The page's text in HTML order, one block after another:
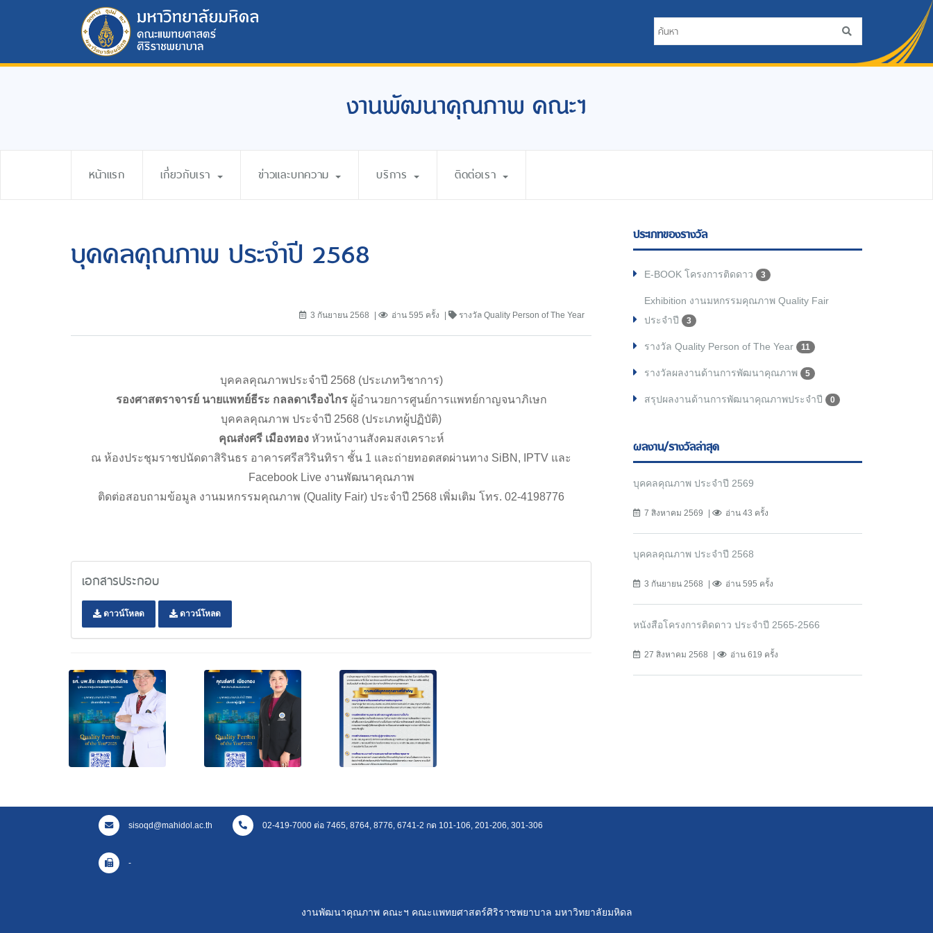
งานพัฒนาคุณภาพ คณะฯ
หน้าแรก เกี่ยวกับเรา ข่าวและบทความ บริการ ติดต่อเรา
บุคคลคุณภาพ ประจำปี 2568
3 กันยายน 2568 อ่าน 595 ครั้ง รางวัล Quality Person of The Year
บุคคลคุณภาพประจำปี 2568 (ประเภทวิชาการ)
รองศาสตราจารย์ นายแพทย์ธีระ กลลดาเรืองไกร ผู้อํานวยการศูนย์การแพทย์กาญจนาภิเษก
บุคคลคุณภาพ ประจำปี 2568 (ประเภทผู้ปฏิบัติ)
คุณส่งศรี เมืองทองหัวหน้างานสังคมสงเคราะห์
ณ ห้องประชุมราชปนัดดาสิรินธร อาคารศรีสวิรินทิรา ชั้น 1 และถ่ายทอดสดผ่านทาง SiBN, IPTV และ
Facebook Live งานพัฒนาคุณภาพ
ติดต่อสอบถามข้อมูล งานมหกรรมคุณภาพ (Quality Fair) ประจำปี 2568 เพิ่มเติม โทร. 02-4198776
เอกสารประกอบ
ดาวน์โหลด ดาวน์โหลด
ประเภทของรางวัล
E-BOOK โครงการติดดาว 3
Exhibition งานมหกรรมคุณภาพ Quality Fair
ประจำปี
3
รางวัล Quality Person of The Year 11
รางวัลผลงานด้านการพัฒนาคุณภาพ 5
สรุปผลงานด้านการพัฒนาคุณภาพประจำปี 0
ผลงาน/รางวัลล่าสุด
บุคคลคุณภาพ ประจำปี 2569
7 สิงหาคม 2569 อ่าน 43 ครั้ง
บุคคลคุณภาพ ประจำปี 2568
3 กันยายน 2568 อ่าน 595 ครั้ง
หนังสือโครงการติดดาว ประจำปี 2565-2566
27 สิงหาคม 2568 อ่าน 619 ครั้ง
sisoqd@mahidol.ac.th 02-419-7000 ต่อ 7465, 8764, 8776, 6741-2 กด 101-106, 201-206, 301-306
-
งานพัฒนาคุณภาพ คณะฯ คณะแพทยศาสตร์ศิริราชพยาบาล มหาวิทยาลัยมหิดล